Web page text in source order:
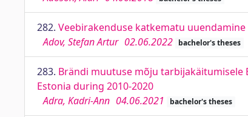
282. Veebirakenduse katkematu
Adov, Stefan Artur 02.06.2022 bachelor's theses
283. Brändi muutuse mõju tarbijakäitumisele
Estonia during 2010-2020
Adra, Kadri-Ann 04.06.2021 bachelor's theses